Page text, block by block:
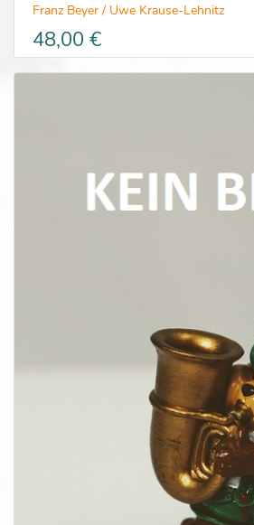
Franz Beyer / Uwe Krause-Lehnitz
48,00 €